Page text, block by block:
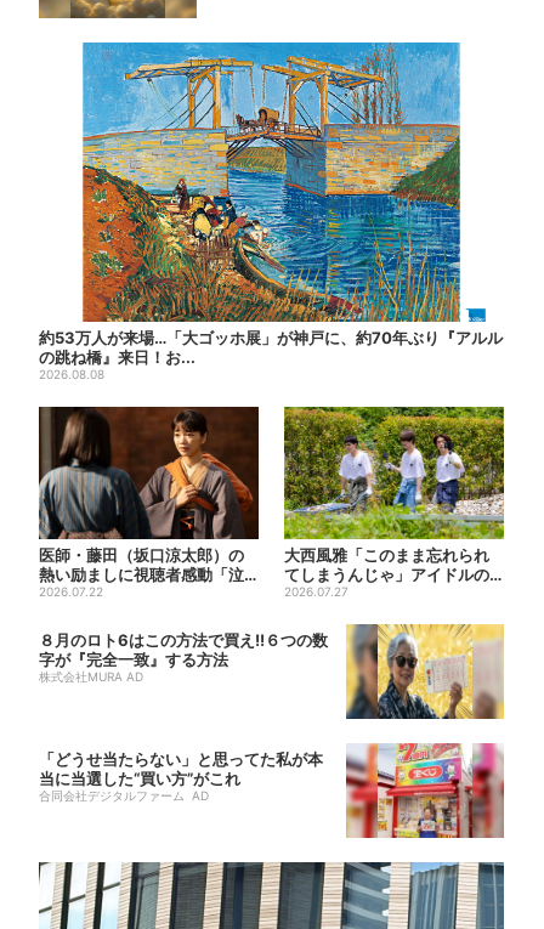
約53万人が来場…「大ゴッホ展」が神戸に、約70年ぶり『アルル
の跳ね橋』来日！お...
2026.08.08
医師・藤田（坂口涼太郎）の
熱い励ましに視聴者感動「泣
かされると思ってなかった」
2026.07.22
大西風雅「このまま忘れられ
てしまうんじゃ」アイドルの
葛藤、漏らす…関西ジュニア
2026.07.27
８月のロト6はこの方法で買え!!６つの数
字が『完全一致』する方法
株式会社MURA AD
「どうせ当たらない」と思ってた私が本
当に当選した“買い方”がこれ
合同会社デジタルファーム AD